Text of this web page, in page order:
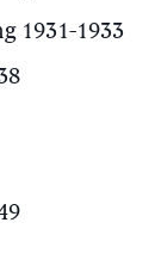
1931-1933